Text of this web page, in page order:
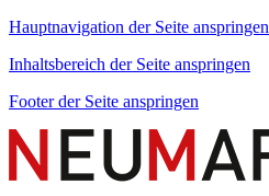
Hauptnavigation der Seite anspringen
Inhaltsbereich der Seite anspringen
Footer der Seite anspringen